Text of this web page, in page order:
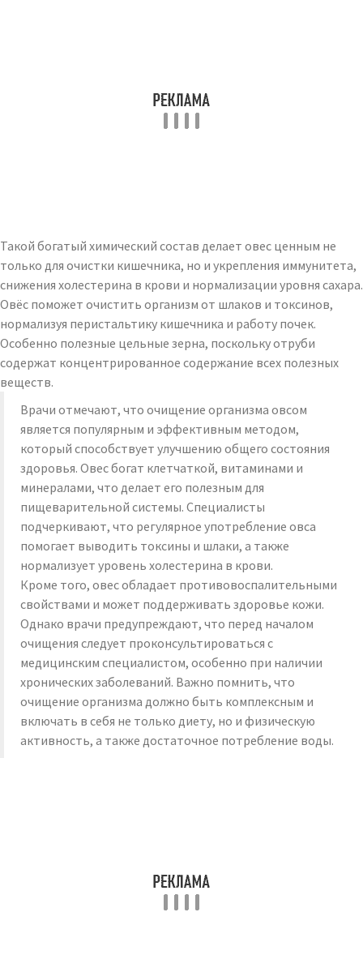
Такой богатый химический состав делает овес ценным не
только для очистки кишечника, но и укрепления иммунитета,
снижения холестерина в крови и нормализации уровня сахара.
Овёс поможет очистить организм от шлаков и токсинов,
нормализуя перистальтику кишечника и работу почек.
Особенно полезные цельные зерна, поскольку отруби
содержат концентрированное содержание всех полезных
веществ.
Врачи отмечают, что очищение организма овсом
является популярным и эффективным методом,
который способствует улучшению общего состояния
здоровья. Овес богат клетчаткой, витаминами и
минералами, что делает его полезным для
пищеварительной системы. Специалисты
подчеркивают, что регулярное употребление овса
помогает выводить токсины и шлаки, а также
нормализует уровень холестерина в крови.
Кроме того, овес обладает противовоспалительными
свойствами и может поддерживать здоровье кожи.
Однако врачи предупреждают, что перед началом
очищения следует проконсультироваться с
медицинским специалистом, особенно при наличии
хронических заболеваний. Важно помнить, что
очищение организма должно быть комплексным и
включать в себя не только диету, но и физическую
активность, а также достаточное потребление воды.